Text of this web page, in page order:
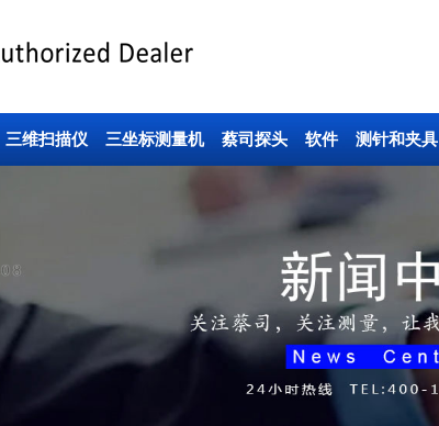
三维扫描仪 三坐标测量机 蔡司探头 软件 测针和夹具